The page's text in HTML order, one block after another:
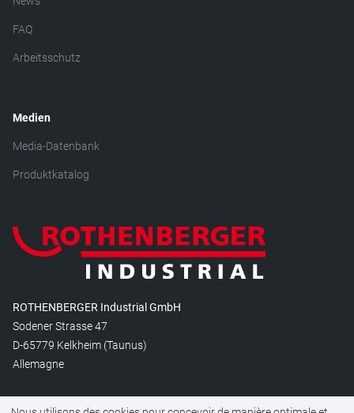
FAQ
Arbeitsschutz
Medien
Media-Datenbank
Produktkatalog
ROTHENBERGER Industrial GmbH
Sodener Strasse 47
D-65779 Kelkheim (Taunus)
Allemagne